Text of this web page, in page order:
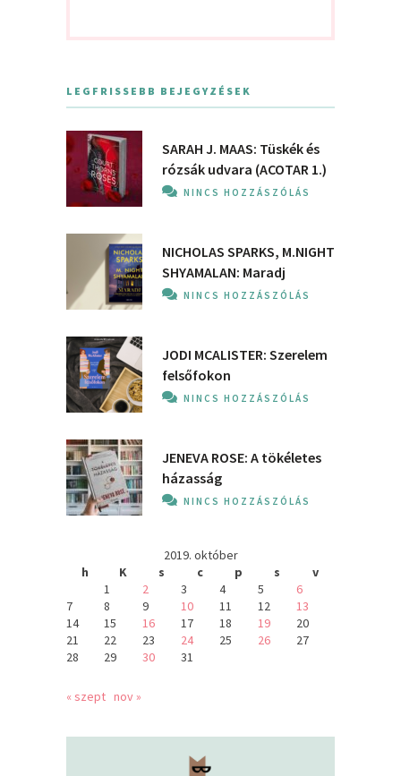
LEGFRISSEBB BEJEGYZÉSEK
SARAH J. MAAS: Tüskék és
rózsák udvara (ACOTAR 1.)
NINCS HOZZÁSZÓLÁS
NICHOLAS SPARKS, M.NIGHT
SHYAMALAN: Maradj
NINCS HOZZÁSZÓLÁS
JODI MCALISTER: Szerelem
felsőfokon
NINCS HOZZÁSZÓLÁS
JENEVA ROSE: A ​tökéletes
házasság
NINCS HOZZÁSZÓLÁS
2019. október
h
K s c p s
v
1
2 3 4 5
6
7
8 9 10 11 12
13
14
15 16 17 18 19
20
21
22 23 24 25 26
27
28
29 30 31
« szept nov »